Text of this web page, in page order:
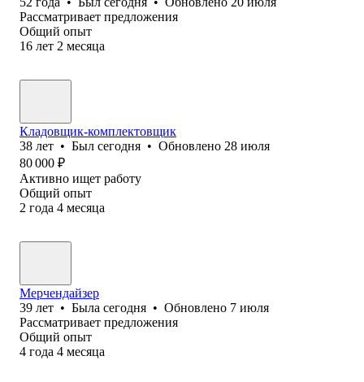
Рассматривает предложения
Общий опыт
16 лет 2 месяца
Кладовщик-комплектовщик
38 лет • Был сегодня • Обновлено 28 июля
80 000 ₽
Активно ищет работу
Общий опыт
2 года 4 месяца
Мерчендайзер
39 лет • Была сегодня • Обновлено 7 июля
Рассматривает предложения
Общий опыт
4 года 4 месяца